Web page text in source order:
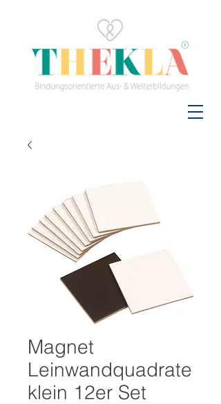
Magnet
Leinwandquadrate
klein 12er Set